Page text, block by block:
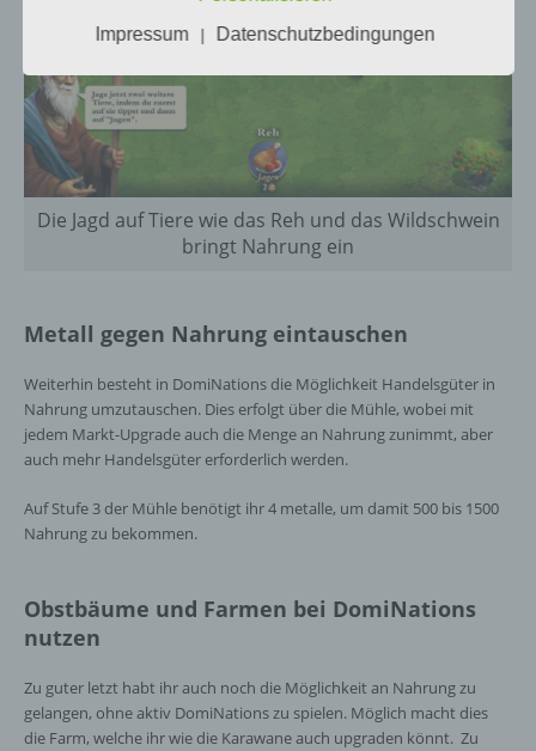
Die Jagd auf Tiere wie das Reh und das Wildschwein
bringt Nahrung ein
Metall gegen Nahrung eintauschen
Weiterhin besteht in DomiNations die Möglichkeit Handelsgüter in
Nahrung umzutauschen. Dies erfolgt über die Mühle, wobei mit
jedem Markt-Upgrade auch die Menge an Nahrung zunimmt, aber
auch mehr Handelsgüter erforderlich werden.
Auf Stufe 3 der Mühle benötigt ihr 4 metalle, um damit 500 bis 1500
Nahrung zu bekommen.
Obstbäume und Farmen bei DomiNations
nutzen
Zu guter letzt habt ihr auch noch die Möglichkeit an Nahrung zu
gelangen, ohne aktiv DomiNations zu spielen. Möglich macht dies
die Farm, welche ihr wie die Karawane auch upgraden könnt. Zu
Informationen nicht mehr einer spezifischen
können, sofern diese zusätzlichen
Informationen gesondert aufbewahrt werden
und technischen und organisatorischen
Maßnahmen unterliegen, die gewährleisten,
dass die personenbezogenen Daten nicht
einer identifizierten oder identifizierbaren
natürlichen Person zugewiesen werden.
Verantwortlicher
Verantwortlicher oder für die Verarbeitung
Verantwortlicher ist die natürliche oder
juristische Person, Behörde, Einrichtung
oder andere Stelle, die allein oder
und Mittel der Verarbeitung von
personenbezogenen Daten entscheidet.
das Recht der Mitgliedstaaten vorgegeben,
Unionsrecht oder dem Recht der
Mitgliedstaaten vorgesehen werden.
Impressum
| Datenschutzbedingungen